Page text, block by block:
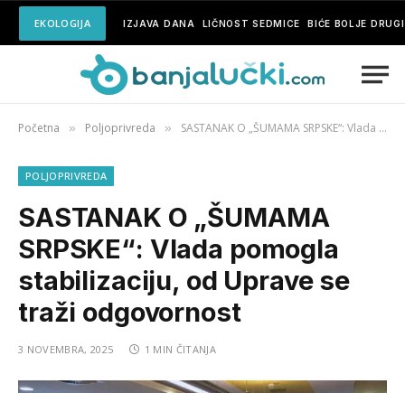
EKOLOGIJA IZJAVA DANA LIČNOST SEDMICE BIĆE BOLJE
Početna » Poljoprivreda » SASTANAK O „ŠUMAMA SRPSKE“: Vlada pomogla stabilizaciju, od Uprave se traži odgovornost
POLJOPRIVREDA
SASTANAK O „ŠUMAMA
SRPSKE“: Vlada pomogla
stabilizaciju, od Uprave se
traži odgovornost
3 NOVEMBRA, 2025 1 MIN ČITANJA